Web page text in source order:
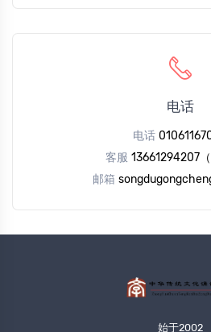
电话
电话
客服 13661294207（
邮箱
始于2002